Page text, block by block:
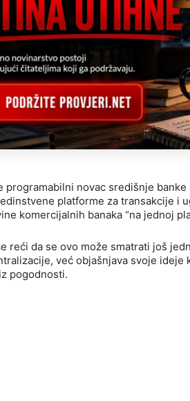
programabilni novac središnje
platforme za transakcije i
komercijalnih banaka “na jednoj
reći da se ovo može smatrati još
već objašnjava svoje
pogodnosti.